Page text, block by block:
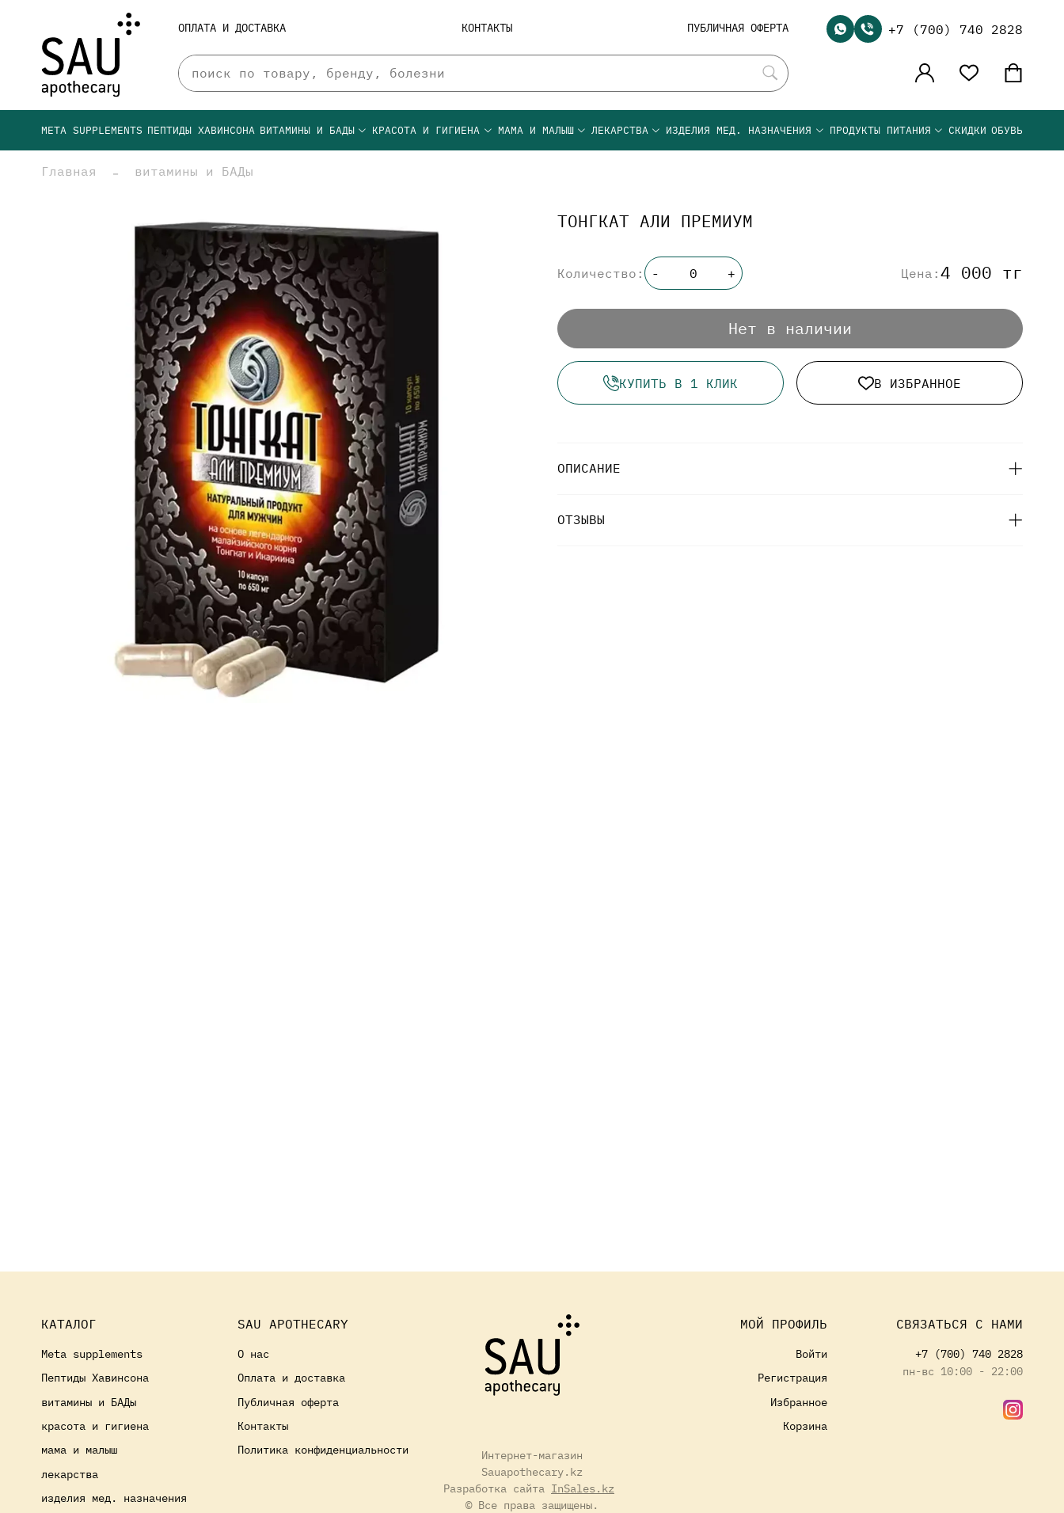
ОПЛАТА И ДОСТАВКА КОНТАКТЫ ПУБЛИЧНАЯ ОФЕРТА +7 (700) 740 2828
META SUPPLEMENTS ПЕПТИДЫ ХАВИНСОНА ВИТАМИНЫ И БАДЫ КРАСОТА И ГИГИЕНА МАМА И МАЛЫШ ЛЕКАРСТВА ИЗДЕЛИЯ МЕД. НАЗНАЧЕНИЯ ПРОДУКТЫ ПИТАНИЯ СКИДКИ ОБУВЬ
Главная витамины и БАДы
ТОНГКАТ АЛИ ПРЕМИУМ
Количество: - + Цена: 4 000 тг
Нет в наличии
КУПИТЬ В 1 КЛИК В ИЗБРАННОЕ
ОПИСАНИЕ
ОТЗЫВЫ
КАТАЛОГ
Meta supplements
Пептиды Хавинсона
витамины и БАДы
красота и гигиена
мама и малыш
лекарства
изделия мед. назначения
SAU APOTHECARY
О нас
Оплата и доставка
Публичная оферта
Контакты
Политика конфиденциальности
Интернет-магазин
Sauapothecary.kz
Разработка сайта InSales.kz
© Все права защищены.
МОЙ ПРОФИЛЬ
Войти
Регистрация
Избранное
Корзина
СВЯЗАТЬСЯ С НАМИ
+7 (700) 740 2828
пн-вс 10:00 - 22:00